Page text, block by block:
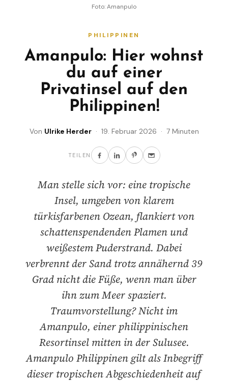
Foto: Amanpulo
PHILIPPINEN
Amanpulo: Hier wohnst
du auf einer
Privatinsel auf den
Philippinen!
Von Ulrike Herder· 19. Februar 2026 · 7 Minuten
TEILEN
Man stelle sich vor: eine tropische
Insel, umgeben von klarem
türkisfarbenen Ozean, flankiert von
schattenspendenden Plamen und
weißestem Puderstrand. Dabei
verbrennt der Sand trotz annähernd 39
Grad nicht die Füße, wenn man über
ihn zum Meer spaziert.
Traumvorstellung? Nicht im
Amanpulo, einer philippinischen
Resortinsel mitten in der Sulusee.
Amanpulo Philippinen gilt als Inbegriff
dieser tropischen Abgeschiedenheit auf